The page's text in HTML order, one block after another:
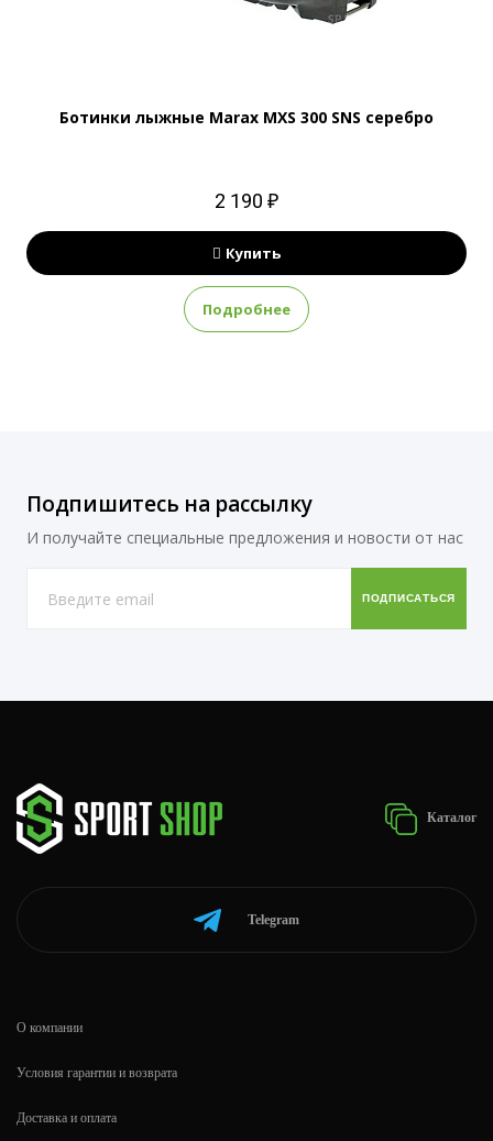
Ботинки лыжные Marax MXS 300 SNS серебро
2 190 ₽
Купить
Подробнее
Подпишитесь на рассылку
И получайте специальные предложения и новости от нас
Каталог
Telegram
О компании
Условия гарантии и возврата
Доставка и оплата